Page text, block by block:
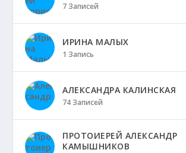
7 Записей
ИРИНА МАЛЫХ
1 Запись
АЛЕКСАНДРА КАЛИНСКАЯ
74 Записей
ПРОТОИЕРЕЙ АЛЕКСАНДР
КАМЫШНИКОВ